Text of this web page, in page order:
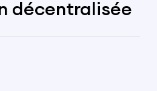
décentralisée